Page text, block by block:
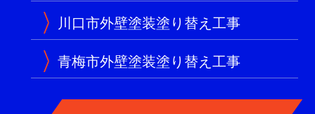
川口市外壁塗装塗り替え工事
青梅市外壁塗装塗り替え工事